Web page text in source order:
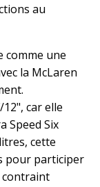
au
comme une
la McLaren
car elle
Speed Six
cette
pour participer
contraint